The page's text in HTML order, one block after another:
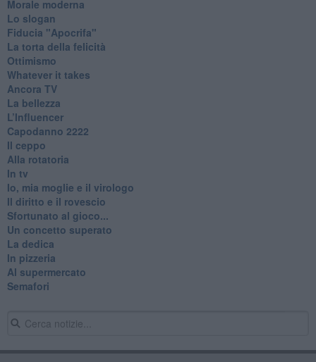
Morale moderna
Lo slogan
Fiducia "Apocrifa"
La torta della felicità
Ottimismo
Whatever it takes
Ancora TV
La bellezza
L’Influencer
​Capodanno 2222
Il ceppo
Alla rotatoria
In tv
Io, mia moglie e il virologo
Il diritto e il rovescio
Sfortunato al gioco...
Un concetto superato
La dedica
In pizzeria
Al supermercato
Semafori